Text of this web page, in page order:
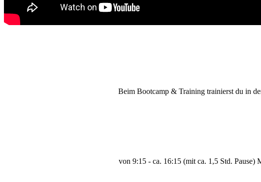
Beim Bootcamp & Training trainierst du in
von 9:15 - ca. 16:15 (mit ca. 1,5 Std. Pause)